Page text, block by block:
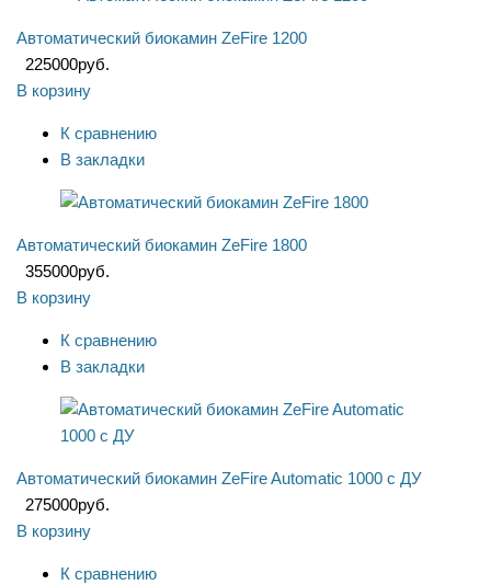
Автоматический биокамин ZeFire 1200
225000руб.
В корзину
К сравнению
В закладки
Автоматический биокамин ZeFire 1800
355000руб.
В корзину
К сравнению
В закладки
Автоматический биокамин ZeFire Automatic 1000 с ДУ
275000руб.
В корзину
К сравнению